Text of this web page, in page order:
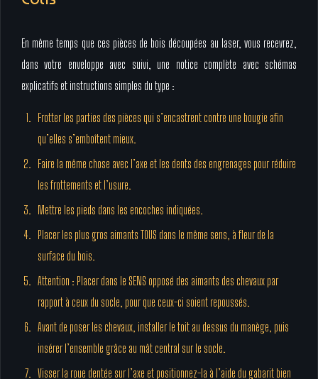
En même temps que ces pièces de bois découpées au laser, vous recevrez,
dans votre enveloppe avec suivi, une notice complète avec schémas
explicatifs et instructions simples du type :
Frotter les parties des pièces qui s’encastrent contre une bougie afin
qu’elles s’emboîtent mieux.
Faire la même chose avec l’axe et les dents des engrenages pour réduire
les frottements et l’usure.
Mettre les pieds dans les encoches indiquées.
Placer les plus gros aimants TOUS dans le même sens, à fleur de la
surface du bois.
Attention : Placer dans le SENS opposé des aimants des chevaux par
rapport à ceux du socle, pour que ceux-ci soient repoussés.
Avant de poser les chevaux, installer le toit au dessus du manège, puis
insérer l’ensemble grâce au mât central sur le socle.
Visser la roue dentée sur l’axe et positionnez-la à l’aide du gabarit bien